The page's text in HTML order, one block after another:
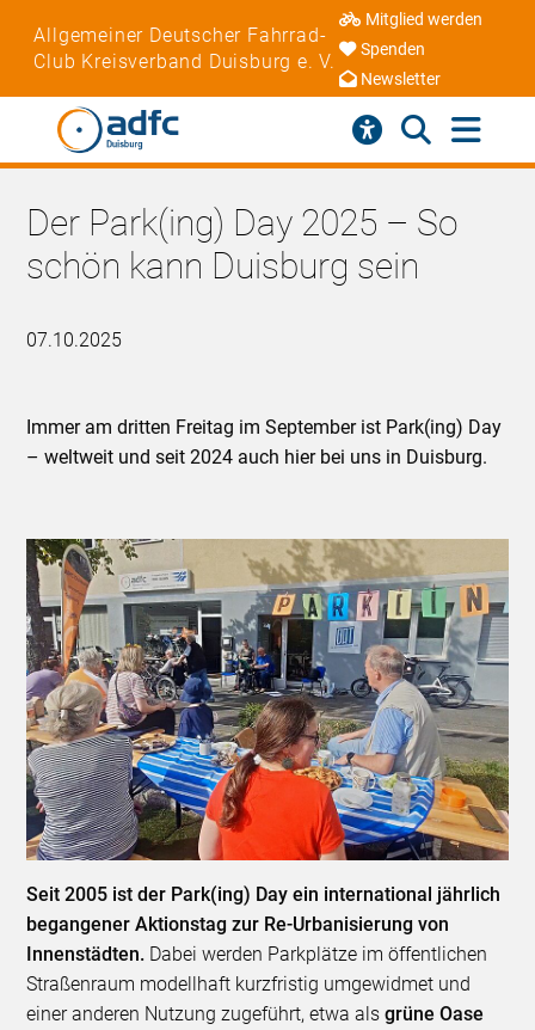
Allgemeiner Deutscher Fahrrad-
Club Kreisverband Duisburg e. V.
Mitglied werden
Spenden
Newsletter
Der Park(ing) Day 2025 – So
schön kann Duisburg sein
07.10.2025
Immer am dritten Freitag im September ist Park(ing) Day
– weltweit und seit 2024 auch hier bei uns in Duisburg.
Seit 2005 ist der Park(ing) Day ein international jährlich
begangener Aktionstag zur Re-Urbanisierung von
Innenstädten. Dabei werden Parkplätze im öffentlichen
Straßenraum modellhaft kurzfristig umgewidmet und
einer anderen Nutzung zugeführt, etwa alsgrüne Oase